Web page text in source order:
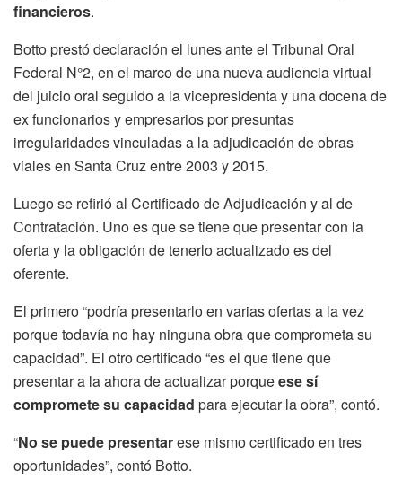
financieros.
Botto prestó declaración el lunes ante el Tribunal Oral
Federal N°2, en el marco de una nueva audiencia virtual
del juicio oral seguido a la vicepresidenta y una docena de
ex funcionarios y empresarios por presuntas
irregularidades vinculadas a la adjudicación de obras
viales en Santa Cruz entre 2003 y 2015.
Luego se refirió al Certificado de Adjudicación y al de
Contratación. Uno es que se tiene que presentar con la
oferta y la obligación de tenerlo actualizado es del
oferente.
El primero “podría presentarlo en varias ofertas a la vez
porque todavía no hay ninguna obra que comprometa su
capacidad”. El otro certificado “es el que tiene que
presentar a la ahora de actualizar porqueese sí
compromete su capacidad para ejecutar la obra”, contó.
“No se puede presentarese mismo certificado en tres
oportunidades”, contó Botto.